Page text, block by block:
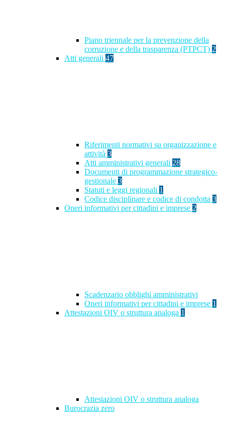
Piano triennale per la prevenzione della
corruzione e della trasparenza (PTPCT) 2
Atti generali 47
Riferimenti normativi su organizzazione e
attività 3
Atti amministrativi generali 28
Documenti di programmazione strategico-
gestionale 3
Statuti e leggi regionali 1
Codice disciplinare e codice di condotta 3
Oneri informativi per cittadini e imprese 2
Scadenzario obblighi amministrativi
Oneri informativi per cittadini e imprese 1
Attestazioni OIV o struttura analoga 1
Attestazioni OIV o struttura analoga
Burocrazia zero